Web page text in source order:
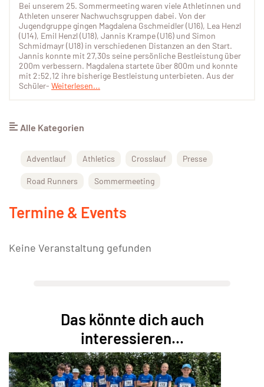
Bei unserem 25. Sommermeeting waren viele Athletinnen und
Athleten unserer Nachwuchsgruppen dabei. Von der
Jugendgruppe gingen Magdalena Gschmeidler (U16), Lea Henzl
(U14), Emil Henzl (U18), Jannis Krampe (U16) und Simon
Schmidmayr (U18) in verschiedenen Distanzen an den Start.
Jannis konnte mit 27,30s seine persönliche Bestleistung über
200m verbessern. Magdalena startete über 800m und konnte
mit 2:52,12 ihre bisherige Bestleistung unterbieten. Aus der
Schüler- Weiterlesen...
Alle Kategorien
Adventlauf Athletics Crosslauf Presse
Road Runners Sommermeeting
Termine & Events
Keine Veranstaltung gefunden
Das könnte dich auch
interessieren...